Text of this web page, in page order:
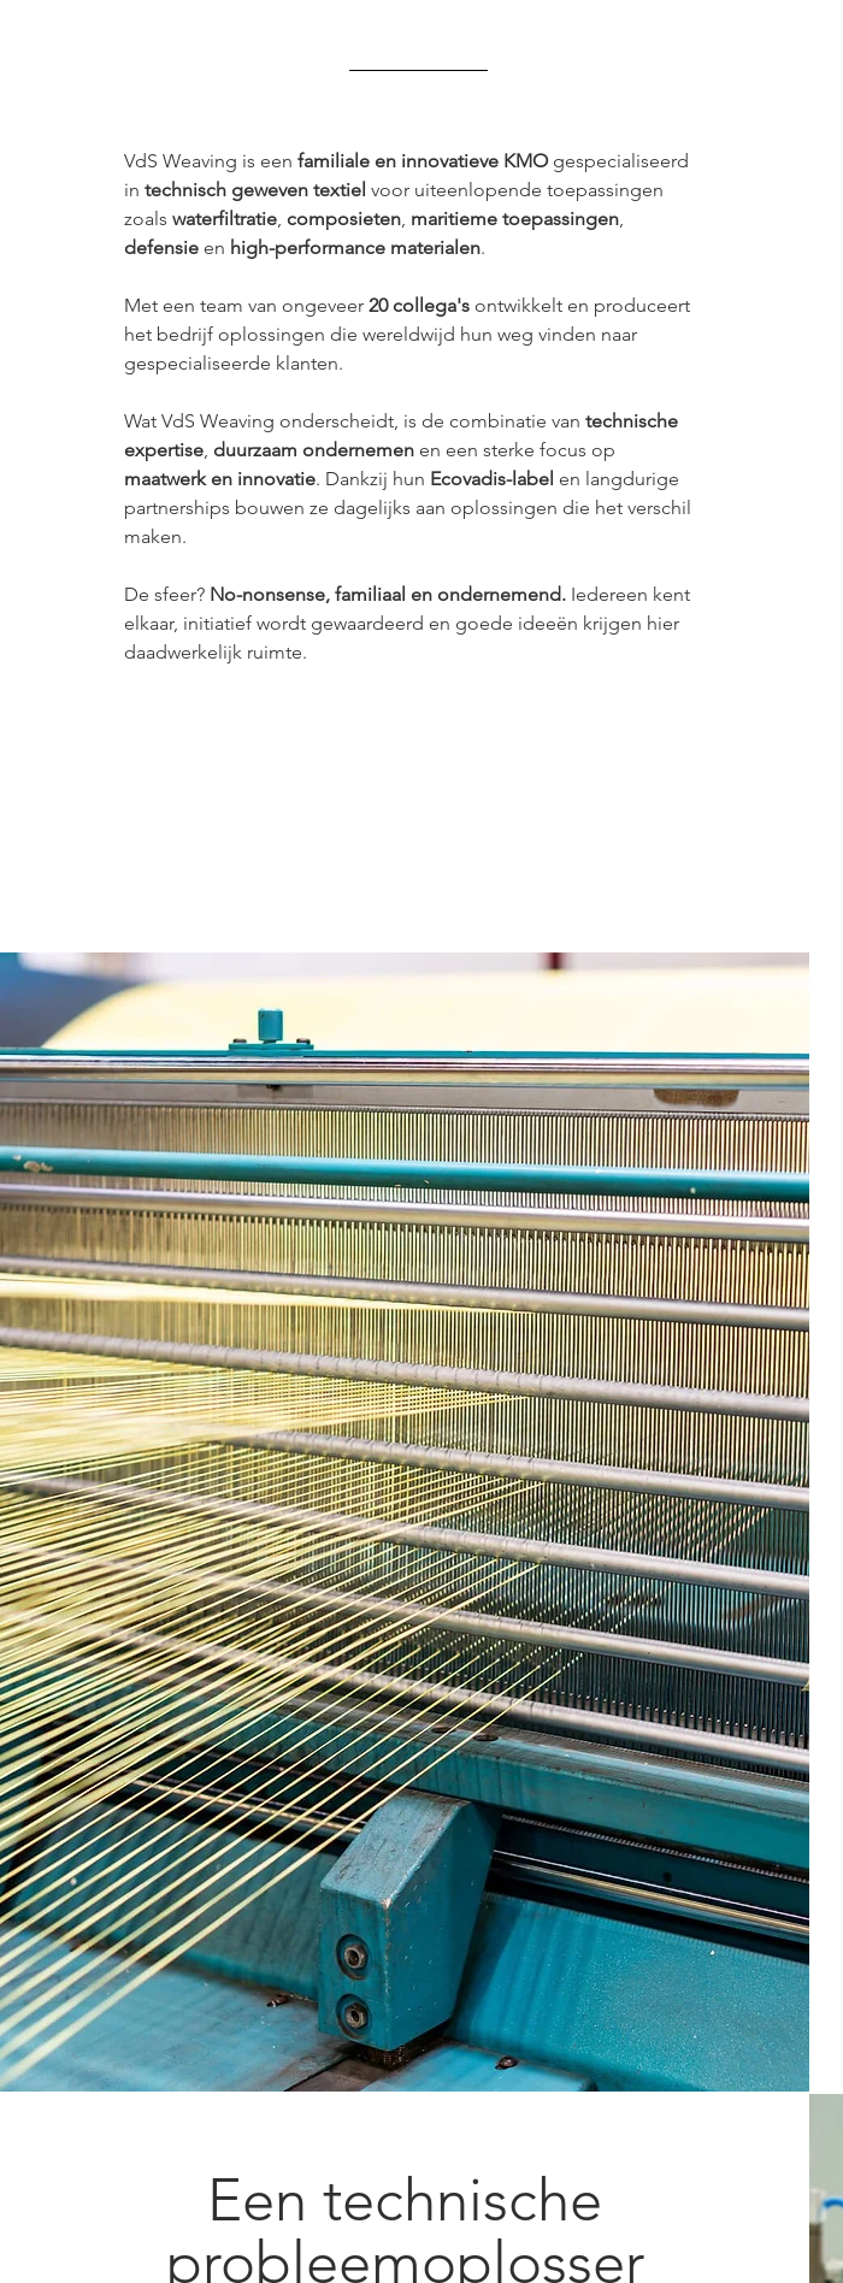
VdS Weaving is een familiale en innovatieve KMO gespecialiseerd
in technisch geweven textiel voor uiteenlopende toepassingen
zoals waterfiltratie, composieten, maritieme toepassingen,
defensie en high-performance materialen.
Met een team van ongeveer 20 collega's ontwikkelt en produceert
het bedrijf oplossingen die wereldwijd hun weg vinden naar
gespecialiseerde klanten.
Wat VdS Weaving onderscheidt, is de combinatie van technische
expertise, duurzaam ondernemen en een sterke focus op
maatwerk en innovatie. Dankzij hun Ecovadis-label en langdurige
partnerships bouwen ze dagelijks aan oplossingen die het verschil
maken.
De sfeer? No-nonsense, familiaal en ondernemend. Iedereen kent
elkaar, initiatief wordt gewaardeerd en goede ideeën krijgen hier
daadwerkelijk ruimte.
Een technische
probleemoplosser